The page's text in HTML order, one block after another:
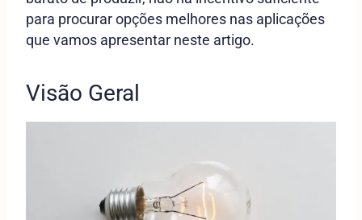
para procurar opções melhores nas aplicações
que vamos apresentar neste artigo.
Visão Geral